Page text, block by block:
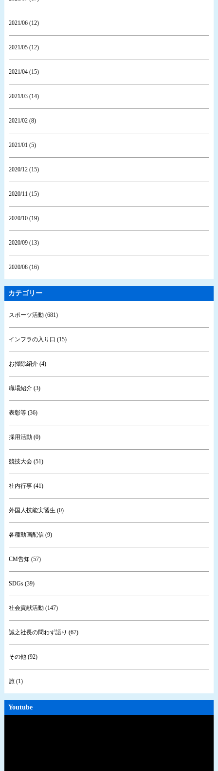
2021/06 (12)
2021/05 (12)
2021/04 (15)
2021/03 (14)
2021/02 (8)
2021/01 (5)
2020/12 (15)
2020/11 (15)
2020/10 (19)
2020/09 (13)
2020/08 (16)
カテゴリー
スポーツ活動 (681)
インフラの入り口 (15)
お掃除紹介 (4)
職場紹介 (3)
表彰等 (36)
採用活動 (0)
競技大会 (51)
社内行事 (41)
外国人技能実習生 (0)
各種動画配信 (9)
CM告知 (57)
SDGs (39)
社会貢献活動 (147)
誠之社長の問わず語り (67)
その他 (92)
旅 (1)
Youtube